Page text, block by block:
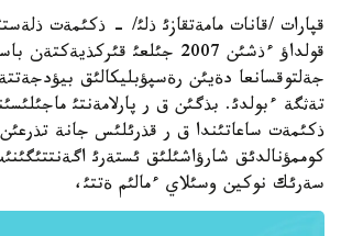
قپارات /قانات مامةتقازئ ذلئ/ - ذكئمةت
تةثگة ءبولدئ. بذگئن ق ر پارلامةنتئ
ذكئمةت ساعاتئندا ق ر قذرئلئس جانة
كوممؤنالدئق شارؤاشئلئق ئستةرئ
سةرئك نوكين وسئلاي ءمالئم ةتتئ،